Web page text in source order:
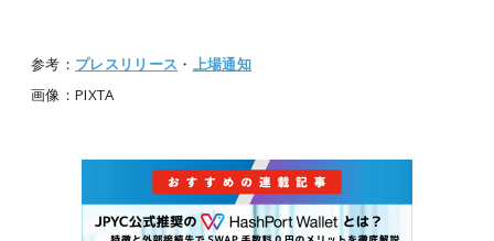
参考： プレスリリース ・ 上場通知
画像：PIXTA